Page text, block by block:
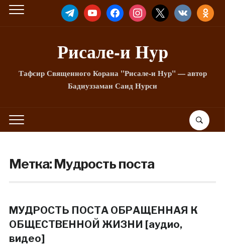
TELEGRAMYOUTUBEFACEBOOKINSTAGRAM
X VKONTAKTE
Рисале-и Hyp
Тафсир Священного Корана "Рисале-и Нур" — автор
Бадиуззаман Саид Нурси
Метка:Мудрость поста
МУДРОСТЬ ПОСТА ОБРАЩЕННАЯ К
ОБЩЕСТВЕННОЙ ЖИЗНИ [аудио,
видео]